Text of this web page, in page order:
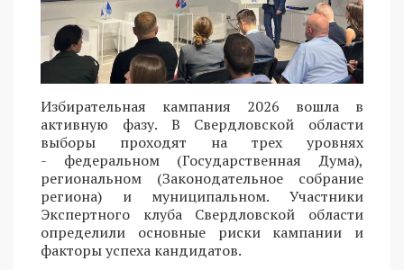
Избирательная кампания 2026 вошла в
активную фазу. В Свердловской области
выборы проходят на трех уровнях
- федеральном (Государственная Дума),
региональном (Законодательное собрание
региона) и муниципальном. Участники
Экспертного клуба Свердловской области
определили основные риски кампании и
факторы успеха кандидатов.